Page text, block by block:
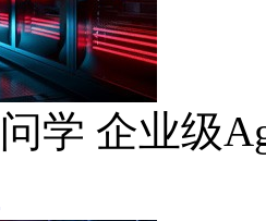
学 企业级